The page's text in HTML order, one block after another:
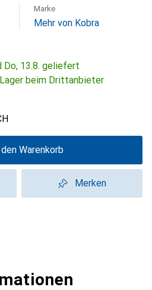
Marke
Mehr von Kobra
Do, 13.8. geliefert
beim Drittanbieter
Warenkorb
Merken